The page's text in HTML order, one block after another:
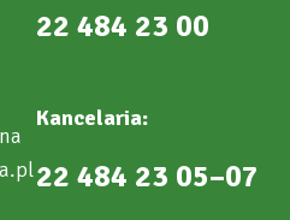
22 484 23 00
Kancelaria:
22 484 23 05–07